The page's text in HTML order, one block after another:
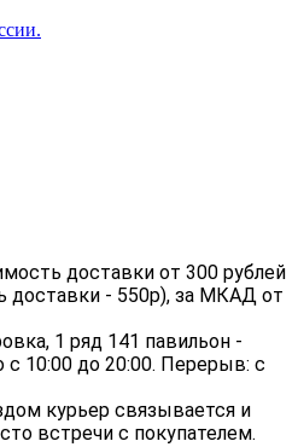
доставки от 300 рублей
доставки - 550р), за МКАД от
1 ряд 141 павильон -
10:00 до 20:00. Перерыв: с
курьер связывается и
встречи с покупателем.